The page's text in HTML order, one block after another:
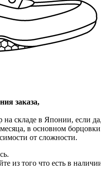
заказа,
на складе в Японии, если
в основном
от сложности.
из того что есть в